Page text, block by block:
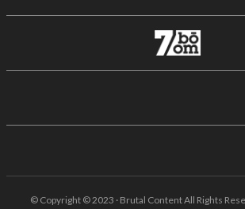
© Copyright © 2023 · Brutal Content All Rights